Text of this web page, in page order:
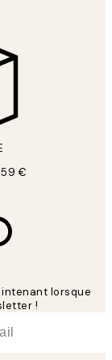
€
lorsque
!